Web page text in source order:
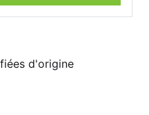
d'origine